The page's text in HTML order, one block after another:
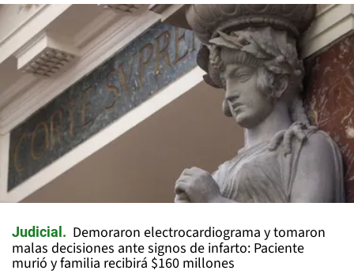
Judicial
Demoraron electrocardiograma y tomaron
malas decisiones ante signos de infarto: Paciente
murió y familia recibirá $160 millones